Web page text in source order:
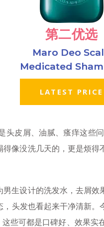
第二优选
Maro Deo
Medicated
LATEST PRICE
头皮屑、油腻、瘙痒这些
像没洗几天的，更是烦
生设计的洗发水，去屑
头发也看起来干净清新。
这些可都是口碑好、效果